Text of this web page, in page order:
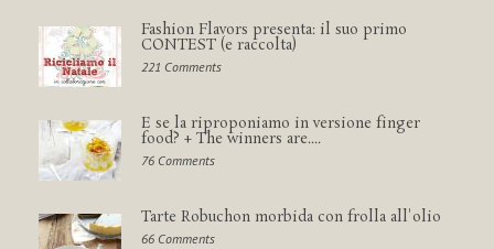
Fashion Flavors presenta: il suo primo
CONTEST (e raccolta)
221 Comments
E se la riproponiamo in versione finger
food? + The winners are....
76 Comments
Tarte Robuchon morbida con frolla all'olio
66 Comments